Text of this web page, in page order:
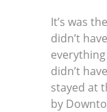
It’s was
didn’t
didn’t
stayed at
by